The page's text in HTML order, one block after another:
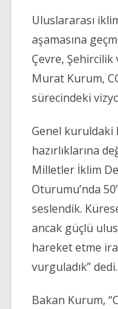
Uluslararası
aşamasına
Çevre, Şehircilik
Murat Kurum,
sürecindeki
Genel kuruldaki
hazırlıklarına
Milletler İklim
Oturumu’nda
seslendik.
ancak güçlü
hareket etme
vurguladık” dedi.
Bakan Kurum,